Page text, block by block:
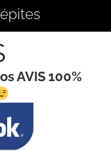
AVIS 100%